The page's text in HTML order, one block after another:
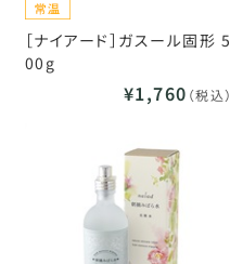
［ナイアード］ガスール固形 5
00g
¥1,760 （税込）